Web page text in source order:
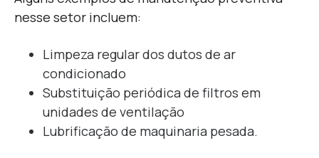
nesse setor incluem:
Limpeza regular dos dutos de ar
condicionado
Substituição periódica de filtros em
unidades de ventilação
Lubrificação de maquinaria pesada.